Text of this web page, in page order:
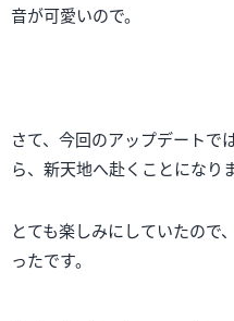
音が可愛いので。
さて、今回のアップデートで
ら、新天地へ赴くことになりま
とても楽しみにしていたので
ったです。